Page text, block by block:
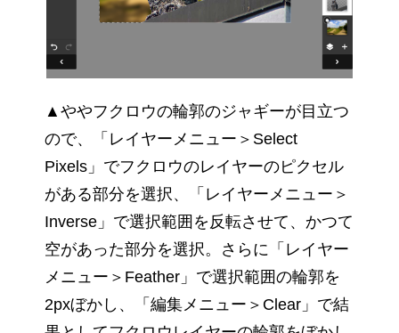
▲ややフクロウの輪郭のジャギーが目立つ
ので、「レイヤーメニュー＞Select
Pixels」でフクロウのレイヤーのピクセル
がある部分を選択、「レイヤーメニュー＞
Inverse」で選択範囲を反転させて、かつて
空があった部分を選択。さらに「レイヤー
メニュー＞Feather」で選択範囲の輪郭を
2pxぼかし、「編集メニュー＞Clear」で結